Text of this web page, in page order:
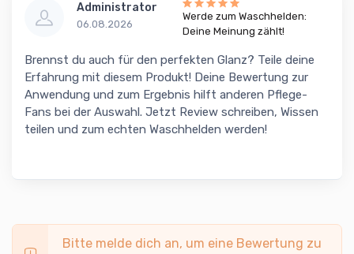
Administrator
06.08.2026
Werde zum Waschhelden:
Deine Meinung zählt!
Brennst du auch für den perfekten Glanz? Teile deine
Erfahrung mit diesem Produkt! Deine Bewertung zur
Anwendung und zum Ergebnis hilft anderen Pflege-
Fans bei der Auswahl. Jetzt Review schreiben, Wissen
teilen und zum echten Waschhelden werden!
Bitte melde dich an, um eine Bewertung zu